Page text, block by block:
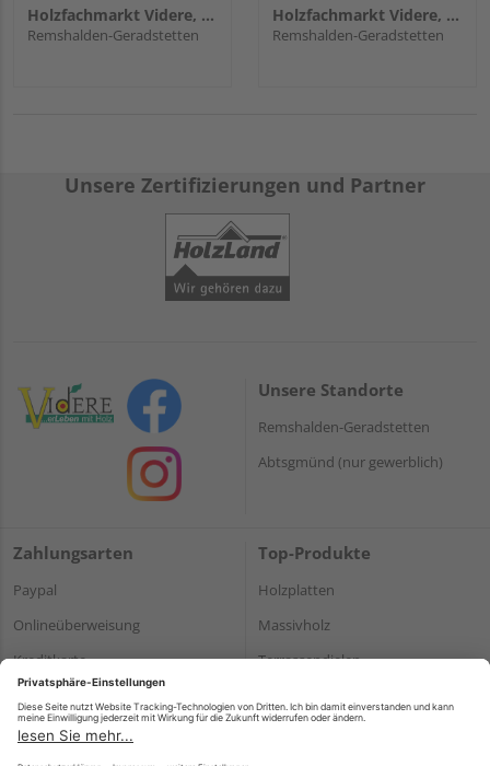
Holzfachmarkt Videre, Remshalden
Remshalden-Geradstetten
Holzfachmarkt Videre, Remshalden
Remshalden-Geradstetten
Unsere Zertifizierungen und Partner
Unsere Standorte
Remshalden-Geradstetten
Abtsgmünd (nur gewerblich)
Zahlungsarten
Paypal
Onlineüberweisung
Kreditkarte
*Bonität vorausgesetzt
Top-Produkte
Holzplatten
Massivholz
Terrassendielen